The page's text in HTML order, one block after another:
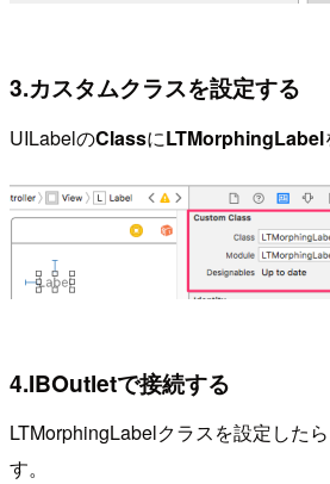
3.カスタムクラスを設定する
UILabelのClassにLTMorphingLabel
4.IBOutletで接続する
LTMorphingLabelクラスを設定した
す。